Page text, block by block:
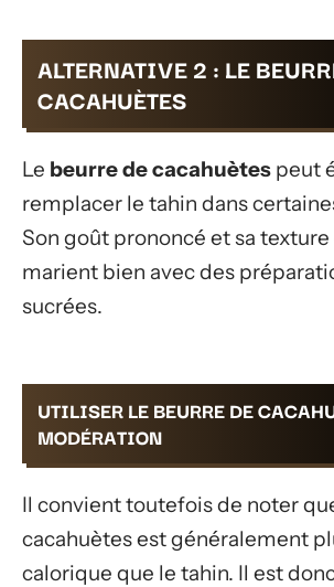
ALTERNATIVE 2 : LE
CACAHUÈTES
Le beurre de cacahuètes peut
remplacer le tahin dans
Son goût prononcé et sa
marient bien avec des
sucrées.
UTILISER LE BEURRE DE
MODÉRATION
Il convient toutefois de noter
cacahuètes est généralement
calorique que le tahin. Il est